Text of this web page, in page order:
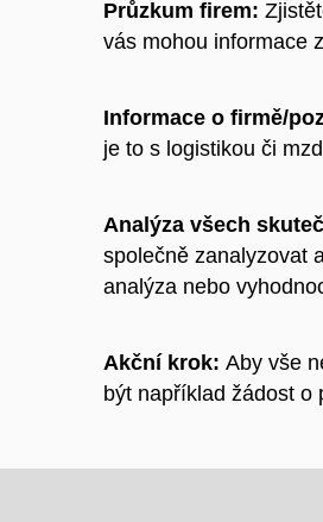
Průzkum firem:
vás mohou informace
Informace o firmě/
je to s logistikou či
Analýza všech
společně zanalyzovat
analýza nebo
Akční krok: Aby vše
být například žádost o